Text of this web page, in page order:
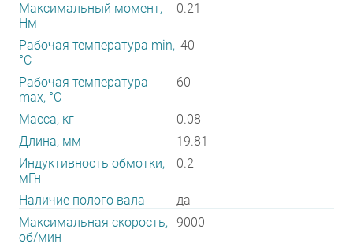
Максимальный момент,
Нм
0.21
Рабочая температура min,
°С
-40
Рабочая температура
max, °С
60
Масса, кг
0.08
Длина, мм
19.81
Индуктивность обмотки,
мГн
0.2
Наличие полого вала
да
Максимальная скорость,
об/мин
9000